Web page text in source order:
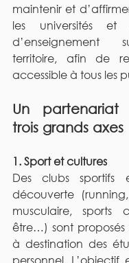
maintenir et
les universités et
d’enseignement
territoire, afin de
accessible à tous les
Un
trois grands axes
1. Sport et cultures
Des clubs sportifs
découverte
musculaire, sports
être…) sont proposés
à destination des
personnel. L’objectif